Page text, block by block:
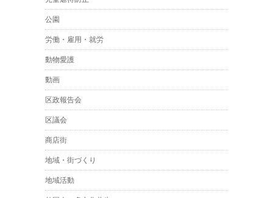
公園
労働・雇用・就労
動物愛護
動画
区政報告会
区議会
商店街
地域・街づくり
地域活動